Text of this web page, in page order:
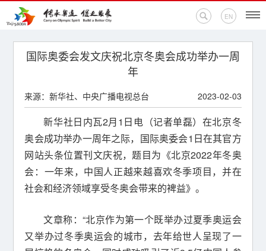
EN
首页
活动专题
奥运百科
奥促机构
联系我们
国际奥委会发文庆祝北京冬奥会成功举办一周
年
来源：新华社、中央广播电视总台 2023-02-03
新华社日内瓦2月1日电（记者单磊）在北京冬
奥会成功举办一周年之际，国际奥委会1日在其官方
网站头条位置刊文庆祝，题目为《北京2022年冬奥
会：一年来，中国人正越来越喜欢冬季项目，并在
社会和经济领域享受冬奥会带来的裨益》。
文章称：“北京作为第一个既举办过夏季奥运会
又举办过冬季奥运会的城市，去年给世人呈现了一